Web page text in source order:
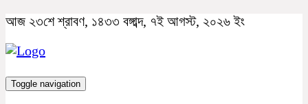
আজ ২৩শে শ্রাবণ, ১৪৩৩ বঙ্গাব্দ, ৭ই আগস্ট, ২০২৬ ইং
Toggle navigation